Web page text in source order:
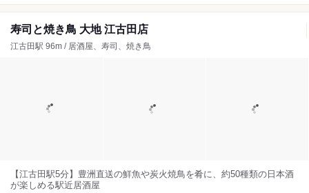
寿司と焼き鳥 大地 江古田店
江古田駅 96m / 居酒屋、寿司、焼き鳥
【江古田駅5分】豊洲直送の鮮魚や炭火焼鳥を肴に、約50種類の日本酒
が楽しめる駅近居酒屋